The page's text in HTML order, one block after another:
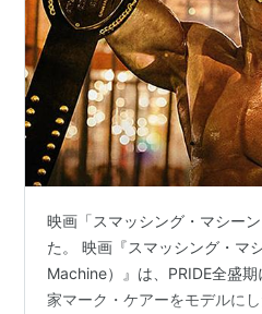
映画「スマッシング・マシー
た。 映画『スマッシング・マ
Machine）』は、PRIDE全盛
家マーク・ケアーをモデルに